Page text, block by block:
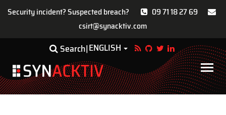
Security incident? Suspected breach?
09 71 18 27 69
csirt@synacktiv.com
main
content
Search ENGLISH Toggle Dropdown
Main